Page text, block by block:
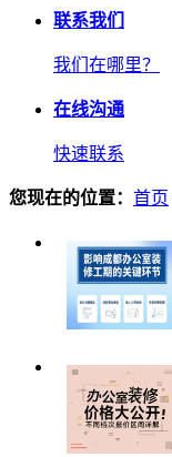
联系我们
我们在哪里？
在线沟通
快速联系
您现在的位置： 首页